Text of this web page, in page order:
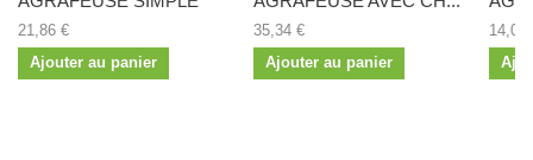
21,86 €
Ajouter au panier
35,34 €
Ajouter au panier
14,06